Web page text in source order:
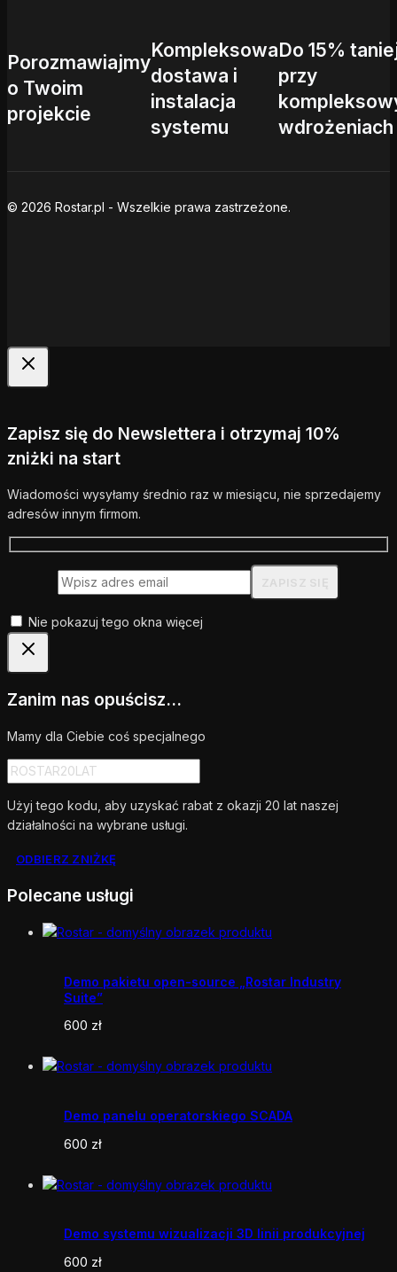
Porozmawiajmy
o Twoim
projekcie
Kompleksowa
dostawa i
instalacja
systemu
Do 15%
przy
wdrożeniach
© 2026 Rostar.pl - Wszelkie prawa zastrzeżone.
Zapisz się do Newslettera i otrzymaj 10%
zniżki na start
Wiadomości wysyłamy średnio raz w miesiącu, nie sprzedajemy
adresów innym firmom.
Nie pokazuj tego okna więcej
Zanim nas opuścisz...
Mamy dla Ciebie coś specjalnego
Użyj tego kodu, aby uzyskać rabat z okazji 20 lat naszej
działalności na wybrane usługi.
ODBIERZ ZNIŻKĘ
Polecane usługi
Demo pakietu open-source „Rostar Industry
Suite”
600 zł
Demo panelu operatorskiego SCADA
600 zł
Demo systemu wizualizacji 3D linii produkcyjnej
600 zł